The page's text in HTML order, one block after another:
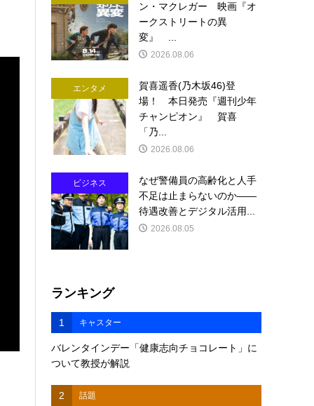
ン・マクレガー 映画『オ
ークストリートの異
変』 ...
2026.08.06
エンタメ
賀喜遥香(乃木坂46)登
場！ 本日発売『週刊少年
チャンピオン』 賀喜
「乃...
2026.08.06
ビジネス
なぜ警備員の高齢化と人手
不足は止まらないのか――
待遇改善とデジタル活用...
2026.08.05
ランキング
1 キャスター
バレンタインデー「健康志向チョコレート」に
ついて教授が解説
2 話題